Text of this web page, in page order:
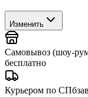
Изменить
Самовывоз (шоу-
бесплатно
Курьером по СПб